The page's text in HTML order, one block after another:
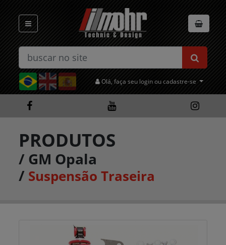
Olá, faça seu login ou cadastre-se
PRODUTOS
/ GM Opala
/ Suspensão Traseira